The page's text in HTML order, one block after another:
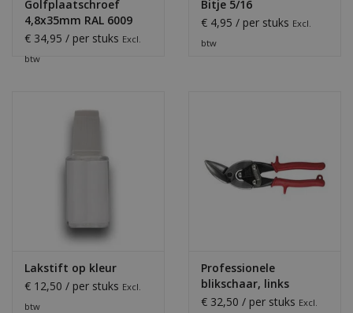
Golfplaatschroef
4,8x35mm RAL 6009
€ 34,95 / per stuks Excl.
btw
Bitje 5/16
€ 4,95 / per stuks Excl.
btw
Lakstift op kleur
€ 12,50 / per stuks Excl.
btw
Professionele
blikschaar, links
€ 32,50 / per stuks Excl.